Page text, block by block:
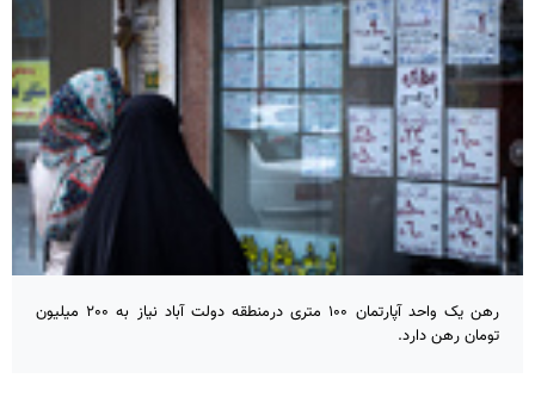
رهن یک واحد آپارتمان ۱۰۰ متری درمنطقه دولت آباد نیاز به ۲۰۰ میلیون
تومان رهن دارد.